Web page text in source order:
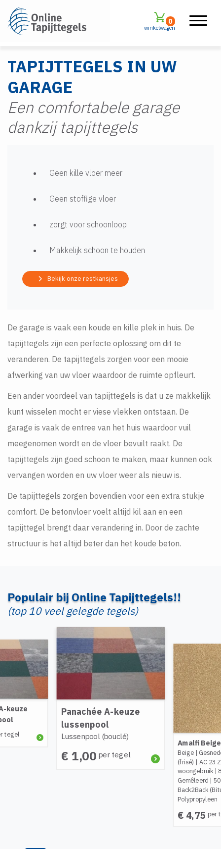
winkelwagen
0
TAPIJTTEGELS IN UW
GARAGE
Een comfortabele garage
dankzij tapijttegels
Geen kille vloer meer
Geen stoffige vloer
zorgt voor schoonloop
Makkelijk schoon te houden
Bekijk onze restkansjes
De garage is vaak een koude en kille plek in huis. De
tapijttegels zijn een perfecte oplossing om dit te
veranderen. De tapijttegels zorgen voor een mooie
afwerking van uw vloer waardoor de ruimte opfleurt.
Een ander voordeel van tapijttegels is dat u ze makkelijk
kunt wisselen mocht er viese vlekken ontstaan. De
garage is vaak de entree van het huis waardoor vuil
meegenomen wordt en de vloer bevuilt raakt. De
tapijttegels zijn goed schoon te maken, maar kunnen ook
vervangen worden en uw vloer weer als nieuw is.
De tapijttegels zorgen bovendien voor een extra stukje
comfort. De betonvloer voelt altijd kil aan en een
tapijttegel brengt daar verandering in. Door de zachte
structuur is het altijd beter dan het koude beton.
Populair bij Online Tapijttegels!!
(top 10 veel gelegde tegels)
keuze
tegel
Panachée A-keuze
lussenpool
Lussenpool (bouclé)
€ 1,00 per tegel
Amalfi Beige
Beige|
(frisé) | AC 23
woongebruik |
Gemêleerd |
Back2Back
Polypropyleen
€ 4,75 per